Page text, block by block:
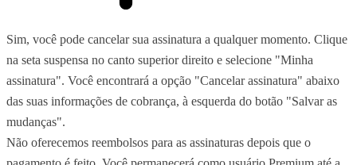
Sim, você pode cancelar sua assinatura a qualquer momento. Clique
na seta suspensa no canto superior direito e selecione "Minha
assinatura". Você encontrará a opção "Cancelar assinatura" abaixo
das suas informações de cobrança, à esquerda do botão "Salvar as
mudanças".
Não oferecemos reembolsos para as assinaturas depois que o